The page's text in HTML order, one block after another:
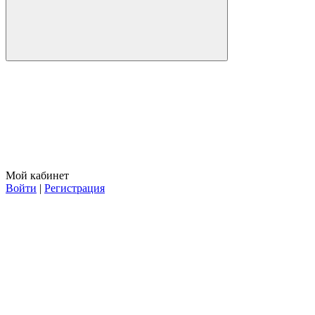
Мой кабинет
Войти | Регистрация